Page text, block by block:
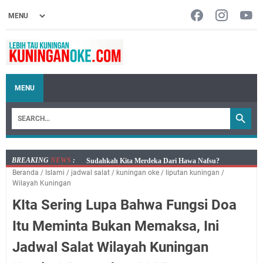
MENU
BREAKING NEWS :
Info Sembako di Pasar Kepuh Kuningan Kamis 6
Agustus 2026, Daging Naik, Telur Turun
2026 Ada Tiga Acara
Kamis 6 Agustus 2026 Mobil Samling Ada di Alun-alun
Luragung, Ini Persyaratan dan Besaran Biayanya
Layanan Mobil Samsat Keliling Kuningan Kamis 6
Beranda / Islami / jadwal salat / kuningan oke / liputan kuningan /
Wilayah Kuningan
KIta Sering Lupa Bahwa Fungsi Doa
Itu Meminta Bukan Memaksa, Ini
Jadwal Salat Wilayah Kuningan